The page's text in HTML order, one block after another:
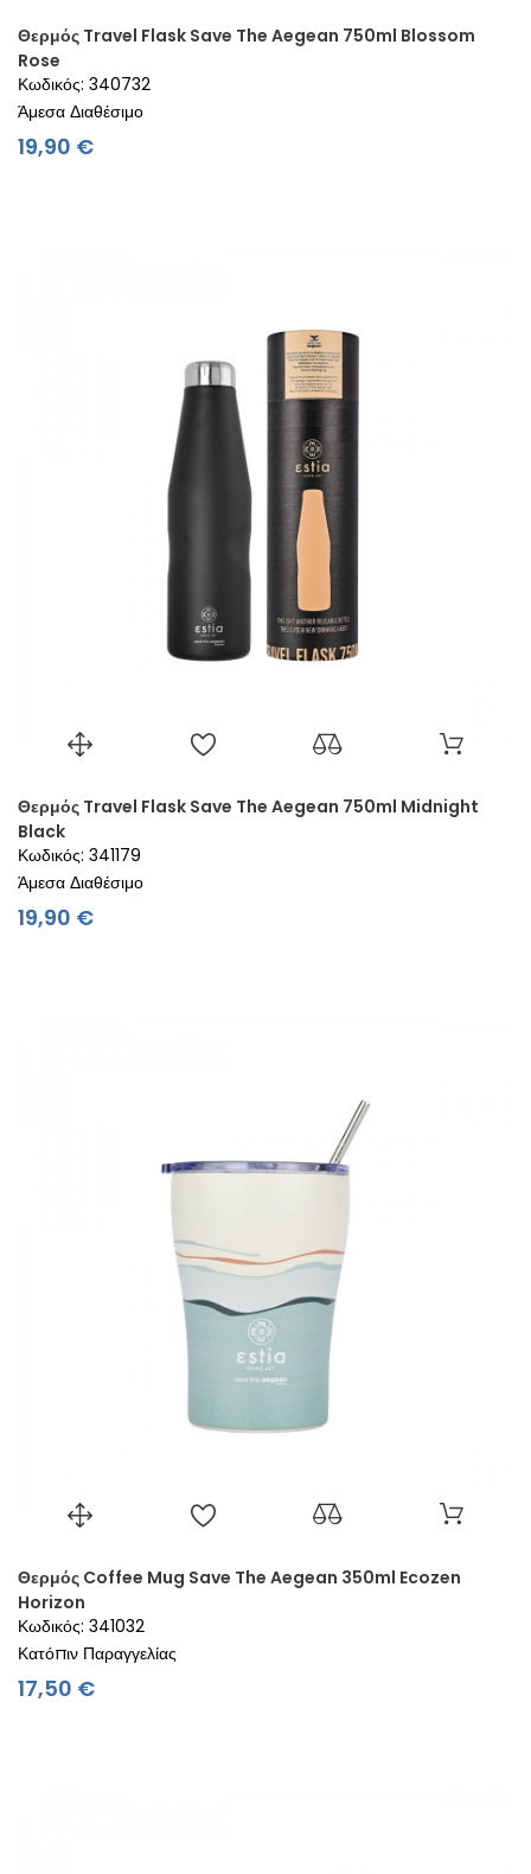
Θερμός Travel Flask Save The Aegean 750ml Blossom
Rose
Κωδικός: 340732
Άμεσα Διαθέσιμο
19,90 €Τιμή
Θερμός Travel Flask Save The Aegean 750ml Midnight
Black
Κωδικός: 341179
Άμεσα Διαθέσιμο
19,90 €Τιμή
Θερμός Coffee Mug Save The Aegean 350ml Ecozen
Horizon
Κωδικός: 341032
Κατόπιν Παραγγελίας
17,50 €Τιμή